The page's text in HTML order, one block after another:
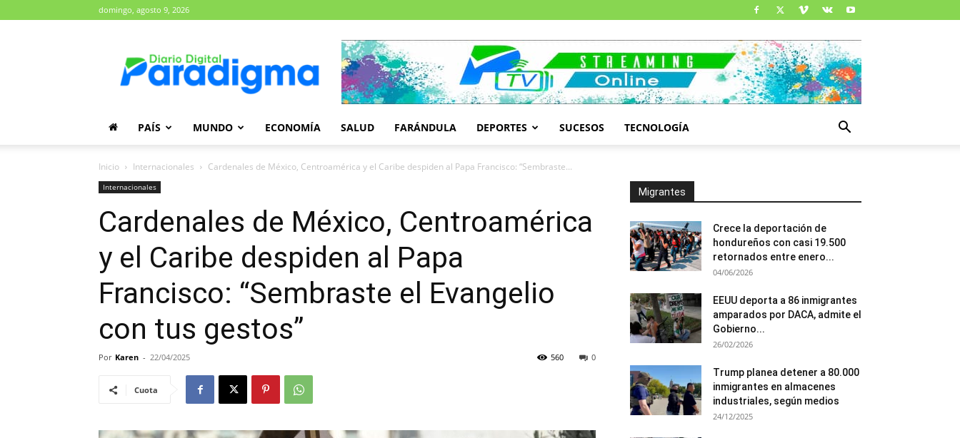
domingo, agosto 9, 2026
Paradigma
PAÍS MUNDO ECONOMÍA SALUD FARÁNDULA DEPORTES SUCESOS TECNOLOGÍA
Inicio Internacionales Cardenales de México, Centroamérica y el Caribe despiden al Papa Francisco: “Sembraste...
Internacionales
Cardenales de México, Centroamérica
y el Caribe despiden al Papa
Francisco: “Sembraste el Evangelio
con tus gestos”
Por Karen - 22/04/2025 0
560
Cuota
Migrantes
Crece la deportación de
hondureños con casi 19.500
retornados entre enero...
04/06/2026
EEUU deporta a 86 inmigrantes
amparados por DACA, admite el
Gobierno...
26/02/2026
Trump planea detener a 80.000
inmigrantes en almacenes
industriales, según medios
24/12/2025